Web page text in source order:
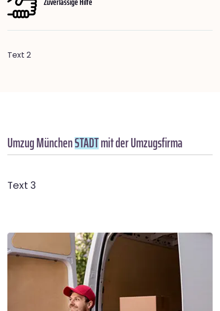
Text 2
Umzug MünchenSTADTmit der Umzugsfirma
Text 3